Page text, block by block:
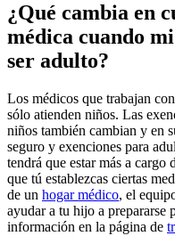
¿Qué cambia en
médica cuando
ser adulto?
Los médicos que trabajan
sólo atienden niños. Las
niños también cambian y en
seguro y exenciones para
tendrá que estar más a cargo
que tú establezcas ciertas
de un hogar médico, el
ayudar a tu hijo a prepararse
información en la página de